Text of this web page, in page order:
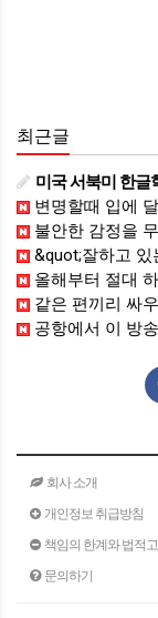
최근글
미국 서북미 한글학
변명할때 입에 달
불안한 감정을
&quot;잘하고 있는 게 맞을까
올해부터 절대
같은 편끼리 싸우는 이유? 내부
공항에서 이 방송이 들리
회사 소개
개인정보 취급방침
책임의 한계와 법적고
문의하기